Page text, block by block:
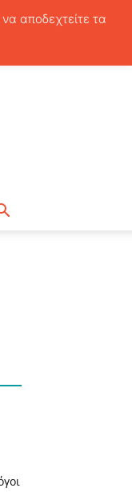
αποδεχτείτε τα